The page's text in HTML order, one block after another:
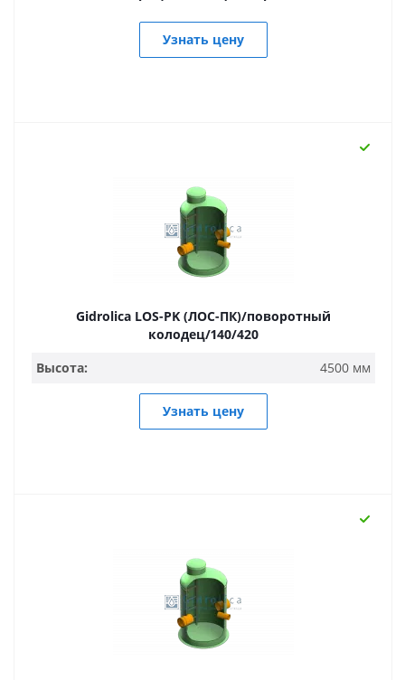
Узнать цену
Gidrolica LOS-PK (ЛОС-ПК)/поворотный
колодец/140/420
Высота:
4500 мм
Узнать цену